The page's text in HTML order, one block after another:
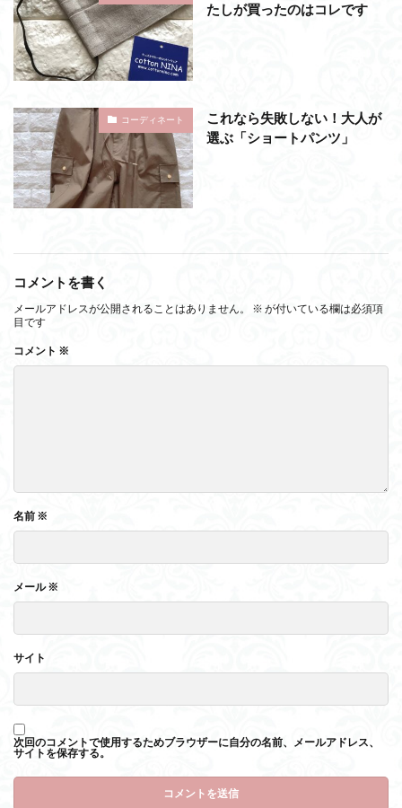
たしが買ったのはコレです
コーディネート
これなら失敗しない！大人が
選ぶ「ショートパンツ」
コメントを書く
メールアドレスが公開されることはありません。 ※ が付いている欄は必須項
目です
コメント ※
名前 ※
メール※
サイト
次回のコメントで使用するためブラウザーに自分の名前、メールアドレス、
サイトを保存する。